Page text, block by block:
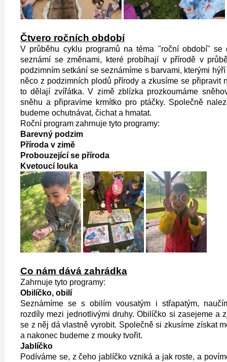
Čtvero ročních období
V průběhu cyklu programů na téma "roční období" se
seznámí se změnami, které probíhají v přírodě v
podzimním setkání se seznámíme s barvami, kterými
něco z podzimních plodů přírody a zkusíme se připravit
to dělají zvířátka. V zimě zblízka prozkoumáme
sněhu a připravíme krmítko pro ptáčky. Společně
budeme ochutnávat, čichat a hmatat.
Roční program zahrnuje tyto programy:
Barevný podzim
Příroda v zimě
Probouzející se příroda
Kvetoucí louka
Co nám dává zahrádka
Zahrnuje tyto programy:
Obilíčko, obilí
Seznámíme se s obilím vousatým i střapatým,
rozdíly mezi jednotlivými druhy. Obilíčko si zasejeme a
se z něj dá vlastně vyrobit. Společně si zkusíme získat
a nakonec budeme z mouky tvořit.
Jablíčko
Podíváme se, z čeho jablíčko vzniká a jak roste, a